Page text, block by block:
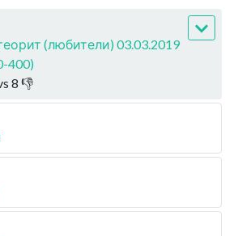
(любители) 03.03.2019
400)
8 👎